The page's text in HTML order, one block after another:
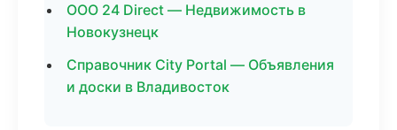
ООО 24 Direct — Недвижимость в
Новокузнецк
Справочник City Portal — Объявления
и доски в Владивосток